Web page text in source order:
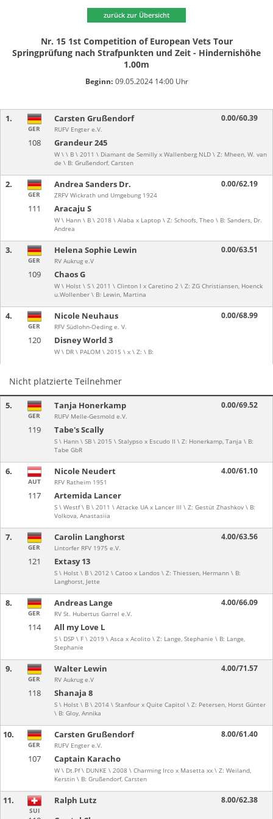
zurück zur Übersicht
Nr. 15 1st Competition of European Vets Tour
Springprüfung nach Strafpunkten und Zeit - Hindernishöhe
1.00m
Beginn: 09.05.2024 14:00 Uhr
1.
108 Grandeur 245
W \ \ B \ 2011 \ Diamant de Semilly x Wallenberg NLD \ Z: Mheen, W. van
de \ B: Grußendorf, Carsten
GER
Carsten Grußendorf
RUFV Engter e.V.
0.00/60.39
2.
111 Aracaju S
W \ Hann \ B \ 2018 \ Alaba x Laptop \ Z: Schoofs, Theo \ B: Sanders, Dr.
Andrea
GER
Andrea Sanders Dr.
ZRFV Wickrath und Umgebung 1924
0.00/62.19
3.
109 Chaos G
W \ Holst \ S \ 2011 \ Clinton I x Caretino 2 \ Z: ZG Christiansen, Hoenck
u.Wollenber \ B: Lewin, Martina
GER
Helena Sophie Lewin
RV Aukrug e.V
0.00/63.51
4.
120 Disney World 3
W \ DR \ PALOM \ 2015 \ x \ Z: \ B:
GER
Nicole Neuhaus
RFV Südlohn-Oeding e. V.
0.00/68.99
Nicht platzierte Teilnehmer
5.
119 Tabe's Scally
S \ Hann \ SB \ 2015 \ Stalypso x Escudo II \ Z: Honerkamp, Tanja \ B:
Tabe GbR
GER
Tanja Honerkamp
RUFV Melle-Gesmold e.V.
0.00/69.52
6.
117 Artemida Lancer
S \ Westf \ B \ 2011 \ Attacke UA x Lancer III \ Z: Gestüt Zhashkov \ B:
Volkova, Anastasiia
AUT
Nicole Neudert
RFV Ratheim 1951
4.00/61.10
7.
121 Extasy 13
S \ Holst \ B \ 2012 \ Catoo x Landos \ Z: Thiessen, Hermann \ B:
Langhorst, Jette
GER
Carolin Langhorst
Lintorfer RFV 1975 e.V.
4.00/63.56
8.
114 All my Love L
S \ DSP \ F \ 2019 \ Asca x Acolito \ Z: Lange, Stephanie \ B: Lange,
Stephanie
GER
Andreas Lange
RV St. Hubertus Garrel e.V.
4.00/66.09
9.
118 Shanaja 8
S \ Holst \ B \ 2014 \ Stanfour x Quite Capitol \ Z: Petersen, Horst Günter
\ B: Gloy, Annika
GER
Walter Lewin
RV Aukrug e.V
4.00/71.57
10.
107 Captain Karacho
W \ Dt.Pf \ DUNKE \ 2008 \ Charming Irco x Masetta xx \ Z: Weiland,
Kerstin \ B: Grußendorf, Carsten
GER
Carsten Grußendorf
RUFV Engter e.V.
8.00/61.40
11.
SUI
Ralph Lutz 8.00/62.38